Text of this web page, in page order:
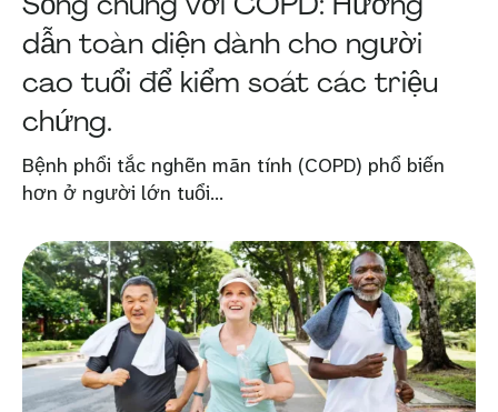
dẫn toàn diện dành cho người
cao tuổi để kiểm soát các triệu
chứng.
Bệnh phổi tắc nghẽn mãn tính (COPD) phổ biến
hơn ở người lớn tuổi...